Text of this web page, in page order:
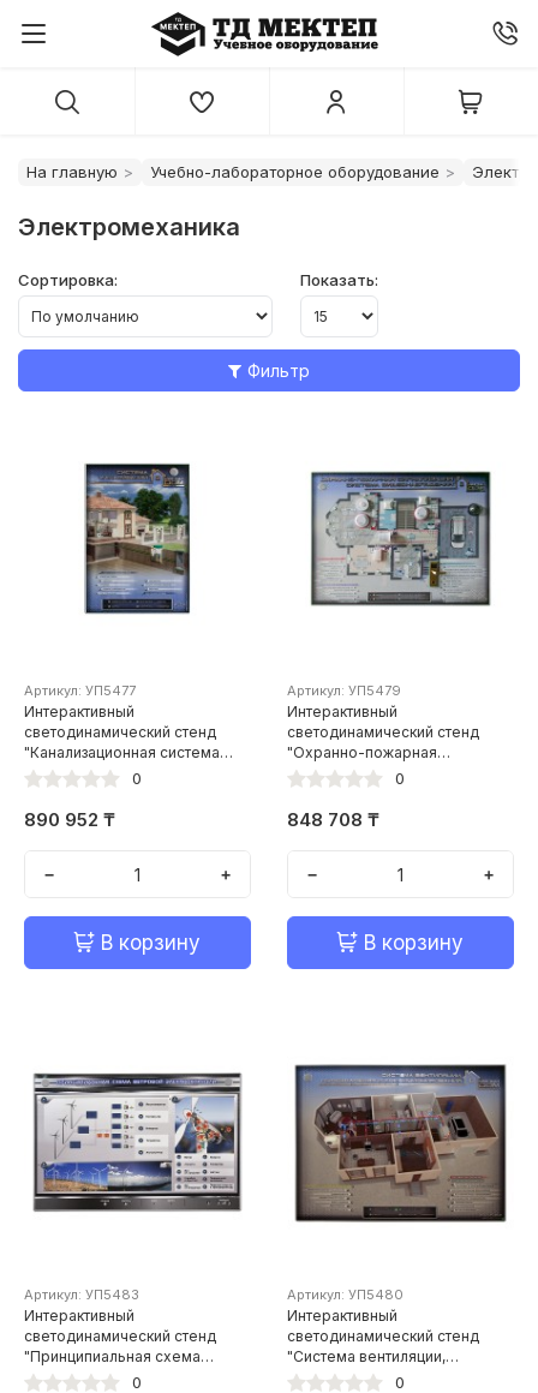
На главную Учебно-лабораторное оборудование
Электромеханика
Сортировка: Показать:
Фильтр
Артикул: УП5477
Интерактивный
светодинамический стенд
"Канализационная система
умного дома"
0
890 952 ₸
− +
В корзину
Артикул: УП5479
Интерактивный
светодинамический стенд
"Охранно-пожарная
сигнализация умного дома"
0
848 708 ₸
− +
В корзину
Артикул: УП5483
Интерактивный
светодинамический стенд
"Принципиальная схема
ветровой электростанции"
0
Артикул: УП5480
Интерактивный
светодинамический стенд
"Система вентиляции,
пылеудаления и
0